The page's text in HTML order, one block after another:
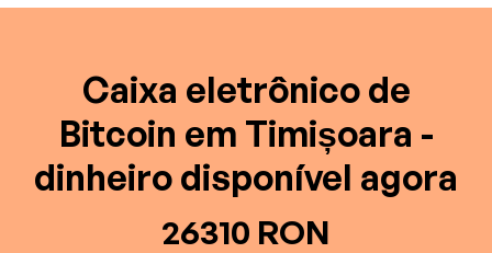
Caixa eletrônico de
Bitcoin em Timișoara -
dinheiro disponível agora
26310 RON